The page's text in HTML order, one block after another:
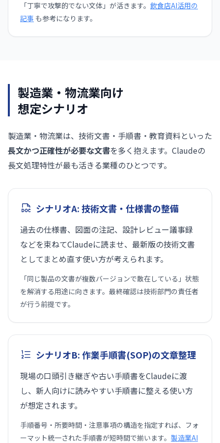
「丁寧で攻撃的でない文体」が活きます。 飲食店AI活用の
記事 も参考になります。
製造業・物流業向け
想定シナリオ
製造業・物流業は、技術文書・手順書・教育資料といった
長文かつ正確性が必要な文書を多く抱えます。Claudeの
長文処理特性が最も活きる業種のひとつです。
シナリオA: 技術文書・仕様書の整備
過去の仕様書、図面の注記、設計レビュー議事録
などを束ねてClaudeに読ませ、最新版の技術文書
としてまとめ直す使い方が考えられます。
「同じ製品の文書が複数バージョンで散在している」状態
を解消する用途に向きます。最終確認は技術部門の責任者
が行う前提です。
シナリオB: 作業手順書(SOP)の文章整理
現場の口頭引き継ぎや古い手順書をClaudeに渡
し、新人向けに読みやすい手順書に整える使い方
が想定されます。
手順番号・所要時間・注意事項の構造を指定すれば、フォ
ーマット統一された手順書が短時間で揃います。 製造業AI